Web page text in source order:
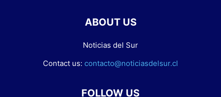
ABOUT US
Noticias del Sur
Contact us: contacto@noticiasdelsur.cl
FOLLOW US